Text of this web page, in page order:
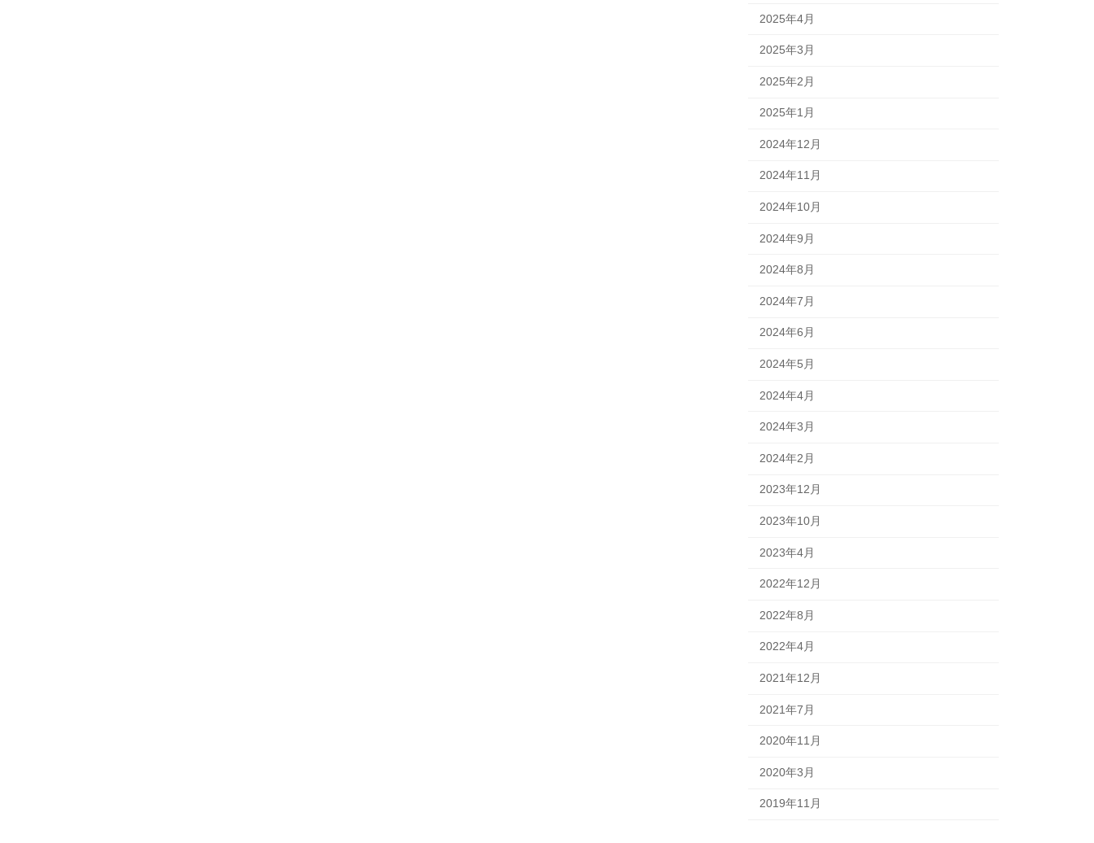
2025年4月
2025年3月
2025年2月
2025年1月
2024年12月
2024年11月
2024年10月
2024年9月
2024年8月
2024年7月
2024年6月
2024年5月
2024年4月
2024年3月
2024年2月
2023年12月
2023年10月
2023年4月
2022年12月
2022年8月
2022年4月
2021年12月
2021年7月
2020年11月
2020年3月
2019年11月